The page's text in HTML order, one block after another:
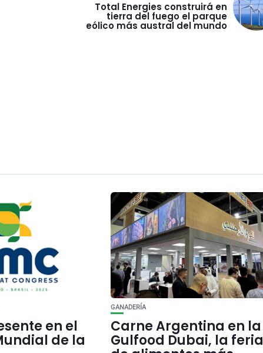
Total Energies construirá en
tierra del fuego el parque
eólico más austral del mundo
en el
de la
GANADERÍA
Carne Argentina en la
Gulfood Dubai, la feria